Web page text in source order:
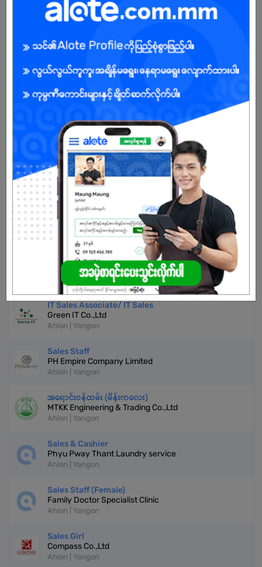
About Our Company
Green IT is leading Information Technology Company, found in
2015, is not only Technical Services & Solutions provider but also
supply the most qualiﬁed enterprise Networking devices to all
sizes of Business across Myanmar and Singapore.
Already Expired
Don't have an account?
REGISTER NOW!
More Similar Jobs
IT Sales Associate/ IT Sales
Green IT Co.,Ltd
Ahlon | Yangon
Sales Staff
PH Empire Company Limited
Ahlon | Yangon
အရောင်းဝန်ထမ်း (မိန်းကလေး)
MTKK Engineering & Trading Co.,Ltd
Ahlon | Yangon
Sales & Cashier
Phyu Pway Thant Laundry service
Ahlon | Yangon
Sales Staff (Female)
Family Doctor Specialist Clinic
Ahlon | Yangon
Sales Girl
Compass Co.,Ltd
Ahlon | Yangon